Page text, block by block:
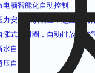
电脑智能化自动控制
力安全联锁装置，超温自动
涨式密封圈，自动排放冷空
水自控
压自泄